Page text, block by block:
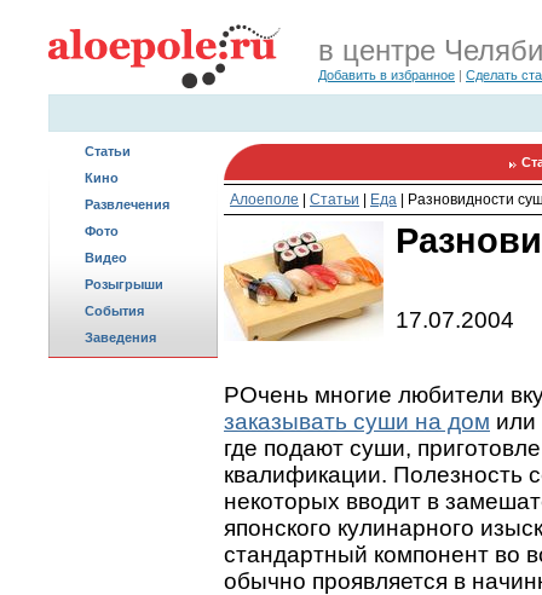
в центре
Добавить в избранное | Сделать
Статьи
Кино
Развлечения
Фото
Видео
Розыгрыши
События
Заведения
Алоеполе Статьи Еда Разновидности
17.07.2004
PОчень многие любители
заказывать суши на дом
где подают суши,
квалификации. Полезность
некоторых вводит в
японского кулинарного
стандартный компонент во
обычно проявляется в